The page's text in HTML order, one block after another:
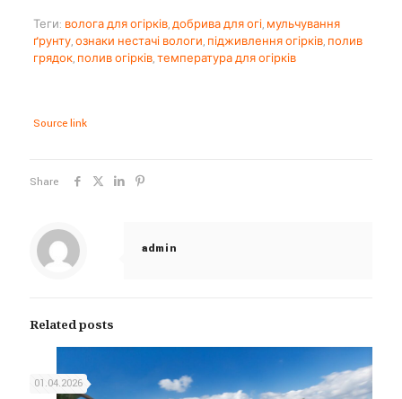
Теги: волога для огірків,добрива для огі, мульчування
ґрунту,ознаки нестачі вологи, підживлення огірків, полив
грядок, полив огірків,температура для огірків
Source link
Share
admin
Related posts
01.04.2026